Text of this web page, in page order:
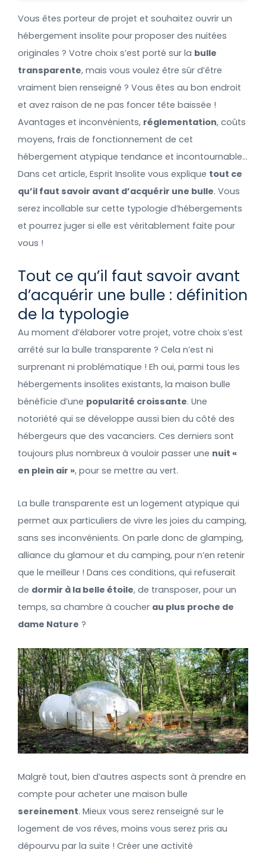
Vous êtes porteur de projet et souhaitez ouvrir un
hébergement insolite pour proposer des nuitées
originales ? Votre choix s’est porté sur la bulle
transparente, mais vous voulez être sûr d’être
vraiment bien renseigné ? Vous êtes au bon endroit
et avez raison de ne pas foncer tête baissée !
Avantages et inconvénients, réglementation, coûts
moyens, frais de fonctionnement de cet
hébergement atypique tendance et incontournable…
Dans cet article, Esprit Insolite vous explique tout ce
qu’il faut savoir avant d’acquérir une bulle. Vous
serez incollable sur cette typologie d’hébergements
et pourrez juger si elle est véritablement faite pour
vous !
Tout ce qu’il faut savoir avant
d’acquérir une bulle : définition
de la typologie
Au moment d’élaborer votre projet, votre choix s’est
arrêté sur la bulle transparente ? Cela n’est ni
surprenant ni problématique ! Eh oui, parmi tous les
hébergements insolites existants, la maison bulle
bénéficie d’une popularité croissante. Une
notoriété qui se développe aussi bien du côté des
hébergeurs que des vacanciers. Ces derniers sont
toujours plus nombreux à vouloir passer une nuit «
en plein air », pour se mettre au vert.
La bulle transparente est un logement atypique qui
permet aux particuliers de vivre les joies du camping,
sans ses inconvénients. On parle donc de glamping,
alliance du glamour et du camping, pour n’en retenir
que le meilleur ! Dans ces conditions, qui refuserait
de dormir à la belle étoile, de transposer, pour un
temps, sa chambre à coucher au plus proche de
dame Nature ?
Malgré tout, bien d’autres aspects sont à prendre en
compte pour acheter une maison bulle
sereinement. Mieux vous serez renseigné sur le
logement de vos rêves, moins vous serez pris au
dépourvu par la suite ! Créer une activité